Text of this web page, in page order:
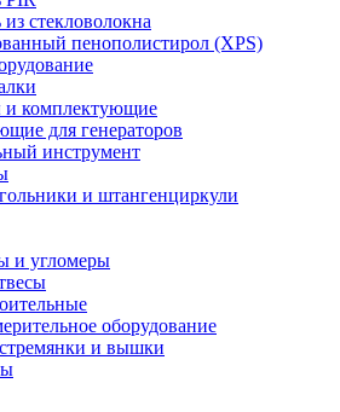
стекловолокна
пенополистирол (XPS)
и комплектующие
для генераторов
инструмент
и штангенциркули
и угломеры
оборудование
и вышки